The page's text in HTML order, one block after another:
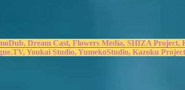
Dream Cast, Flowers Media, SHIZA
Youkai Studio, YumekoStudio, Kazoku